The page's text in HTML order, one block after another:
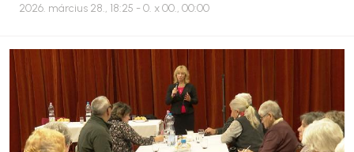
2026. március 28., 18:25 - 0. x 00., 00:00